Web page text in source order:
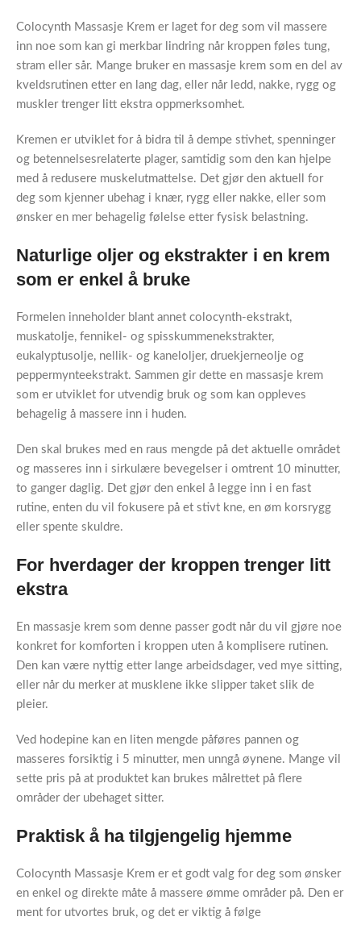
Colocynth Massasje Krem er laget for deg som vil massere
inn noe som kan gi merkbar lindring når kroppen føles tung,
stram eller sår. Mange bruker en massasje krem som en del av
kveldsrutinen etter en lang dag, eller når ledd, nakke, rygg og
muskler trenger litt ekstra oppmerksomhet.
Kremen er utviklet for å bidra til å dempe stivhet, spenninger
og betennelsesrelaterte plager, samtidig som den kan hjelpe
med å redusere muskelutmattelse. Det gjør den aktuell for
deg som kjenner ubehag i knær, rygg eller nakke, eller som
ønsker en mer behagelig følelse etter fysisk belastning.
Naturlige oljer og ekstrakter i en krem
som er enkel å bruke
Formelen inneholder blant annet colocynth-ekstrakt,
muskatolje, fennikel- og spisskummenekstrakter,
eukalyptusolje, nellik- og kaneloljer, druekjerneolje og
peppermynteekstrakt. Sammen gir dette en massasje krem
som er utviklet for utvendig bruk og som kan oppleves
behagelig å massere inn i huden.
Den skal brukes med en raus mengde på det aktuelle området
og masseres inn i sirkulære bevegelser i omtrent 10 minutter,
to ganger daglig. Det gjør den enkel å legge inn i en fast
rutine, enten du vil fokusere på et stivt kne, en øm korsrygg
eller spente skuldre.
For hverdager der kroppen trenger litt
ekstra
En massasje krem som denne passer godt når du vil gjøre noe
konkret for komforten i kroppen uten å komplisere rutinen.
Den kan være nyttig etter lange arbeidsdager, ved mye sitting,
eller når du merker at musklene ikke slipper taket slik de
pleier.
Ved hodepine kan en liten mengde påføres pannen og
masseres forsiktig i 5 minutter, men unngå øynene. Mange vil
sette pris på at produktet kan brukes målrettet på flere
områder der ubehaget sitter.
Praktisk å ha tilgjengelig hjemme
Colocynth Massasje Krem er et godt valg for deg som ønsker
en enkel og direkte måte å massere ømme områder på. Den er
ment for utvortes bruk, og det er viktig å følge